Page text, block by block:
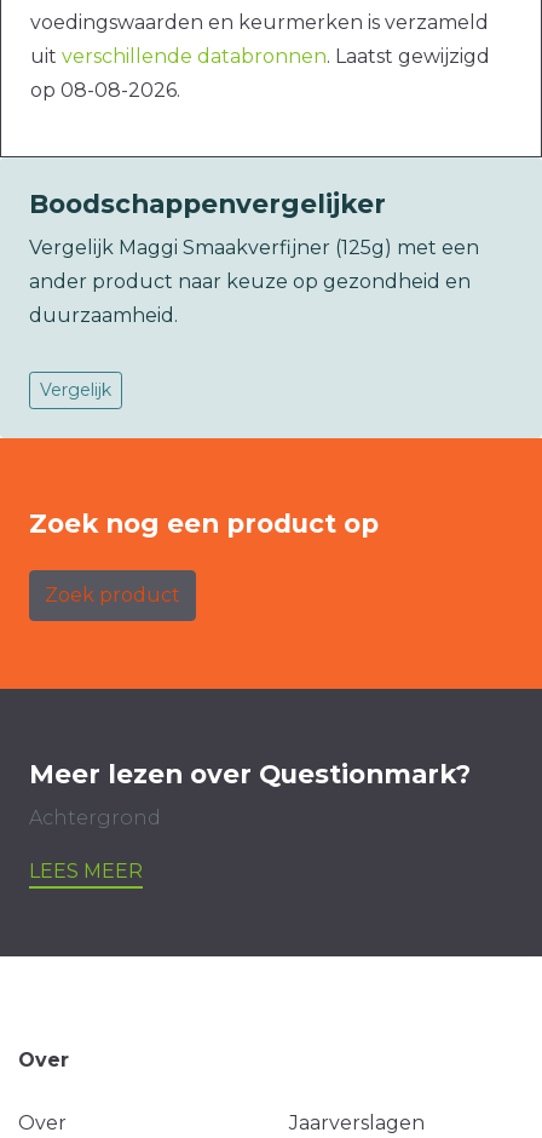
voedingswaarden en keurmerken is verzameld
uit verschillende databronnen. Laatst gewijzigd
op 08-08-2026.
Boodschappenvergelijker
Vergelijk Maggi Smaakverfijner (125g) met een
ander product naar keuze op gezondheid en
duurzaamheid.
Vergelijk
Zoek nog een product op
Zoek product
Meer lezen over Questionmark?
Achtergrond
LEES MEER
Over
Over Jaarverslagen